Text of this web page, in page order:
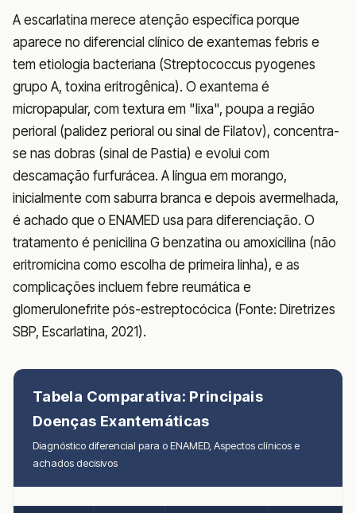
A escarlatina merece atenção específica porque
aparece no diferencial clínico de exantemas febris e
tem etiologia bacteriana (Streptococcus pyogenes
grupo A, toxina eritrogênica). O exantema é
micropapular, com textura em "lixa", poupa a região
perioral (palidez perioral ou sinal de Filatov), concentra-
se nas dobras (sinal de Pastia) e evolui com
descamação furfurácea. A língua em morango,
inicialmente com saburra branca e depois avermelhada,
é achado que o ENAMED usa para diferenciação. O
tratamento é penicilina G benzatina ou amoxicilina (não
eritromicina como escolha de primeira linha), e as
complicações incluem febre reumática e
glomerulonefrite pós-estreptocócica (Fonte: Diretrizes
SBP, Escarlatina, 2021).
Tabela Comparativa: Principais
Doenças Exantemáticas
Diagnóstico diferencial para o ENAMED, Aspectos clínicos e
achados decisivos